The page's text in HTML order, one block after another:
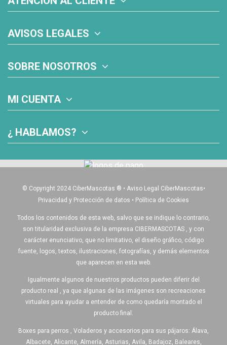
AVISOS LEGALES
SOBRE NOSOTROS
MI CUENTA
¿ HABLAMOS?
© Copyright 2024 CiberMascotas ® • Aviso Legal CiberMascotas•
Privacidad y Protección de datos • Política de Cookies
Todos los contenidos de esta web, salvo que se indique lo contrario,
son titularidad exclusiva de la empresa CIBERMASCOTAS , y con
carácter enunciativo, que no limitativo, el diseño gráfico, código
fuente, logos, textos, ilustraciones, fotografías, y demás elementos
que aparecen en esta web.
Igualmente algunos de nuestros productos pueden diferir del
producto real , ya que algunas de las imágenes son recreaciones
virtuales para ayudar a entender de como quedaría montado el
producto final.
Boxes para perros , Voladeros y accesorios para sus pájaros: Álava,
Albacete, Alicante, Almería, Asturias, Avila, Badajoz, Baleares,